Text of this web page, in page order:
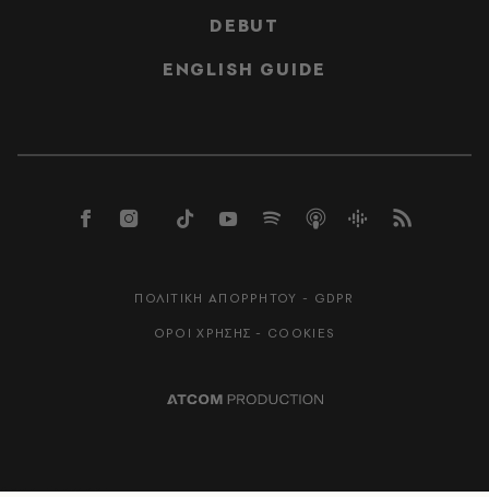
DEBUT
ENGLISH GUIDE
ΠΟΛΙΤΙΚΗ ΑΠΟΡΡΗΤΟΥ - GDPR
ΟΡΟΙ ΧΡΗΣΗΣ - COOKIES